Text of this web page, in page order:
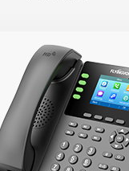
P23G/P23GW
● 8
● 2.8" 320x240像素带背
● 千兆网口
● 支持U盘录音（